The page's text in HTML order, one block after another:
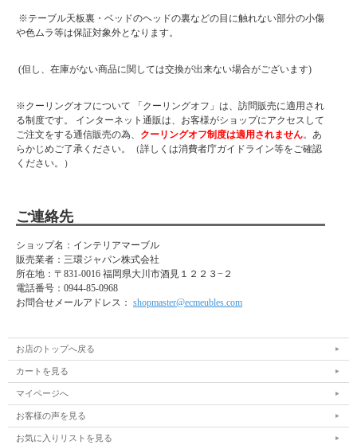
※テーブル天板裏・ベッドのヘッドの裏などの目に触れない部分の小傷
や色ムラ等は保証対象外となります。
(但し、在庫がない商品に関しては交換が出来ない場合がございます)
※クーリングオフについて 「クーリングオフ」は、訪問販売に適用され
る制度です。 インターネット通販は、お客様がショップにアクセスして
ご注文をする通信販売の為、 クーリングオフ制度は適用されません。あ
らかじめご了承ください。（詳しくは消費者庁ガイドライン等をご確認
ください。）
ご連絡先
ショップ名：インテリアマーブル
販売業者：三環ジャパン株式会社
所在地： 〒831-0016 福岡県大川市酒見１２２３−２
電話番号： 0944-85-0968
お問合せメールアドレス： shopmaster@ecmeubles.com
お店のトップへ戻る
カートを見る
マイページへ
お客様の声を見る
お気に入りリストを見る